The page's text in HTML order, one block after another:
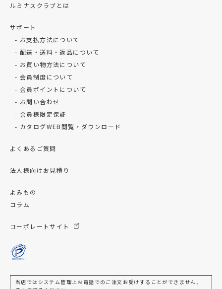
ルミナスクラブとは
サポート
お支払方法について
配送・送料・返品について
お買い物方法について
会員制度について
会員ポイントについて
お問い合わせ
会員様限定保証
カタログWEB閲覧・ダウンロード
よくあるご質問
法人様向けお見積り
よみもの
コラム
コーポレートサイト
当店ではシステム管理上お電話でのご注文お受けすることができません、